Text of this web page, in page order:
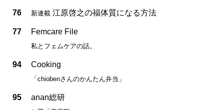
76 新連載 江原啓之の福体質になる方法
77 Femcare File
私とフェムケアの話。
94 Cooking
「chiobenさんのかんたん弁当」
95 anan総研